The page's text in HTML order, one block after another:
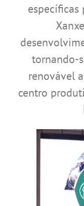
específicas
tornando-
renovável
centro